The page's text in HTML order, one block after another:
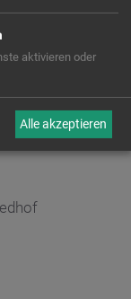
aktivieren oder
Alle akzeptieren